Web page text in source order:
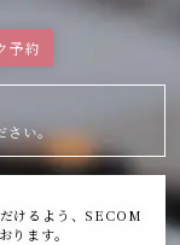
予約
さい。
けるよう、SECOM
ります。